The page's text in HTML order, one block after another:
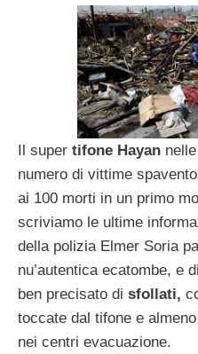
Il super tifone Hayan nelle
numero di vittime
ai 100 morti in un primo
scriviamo le ultime
della polizia Elmer Soria
nu’autentica ecatombe, e
ben precisato di sfollati,
toccate dal tifone e
nei centri evacuazione.